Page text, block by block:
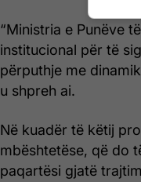
“Ministria e Punëve
institucional për të
përputhje me
u shpreh ai.
Në kuadër të këtij
mbështetëse, që do
paqartësi gjatë